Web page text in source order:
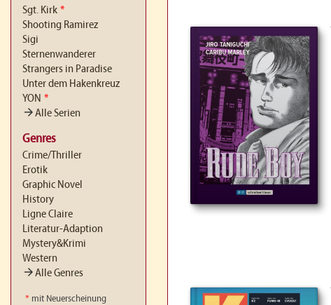
Sgt. Kirk *
Shooting Ramirez
Sigi
Sternenwanderer
Strangers in Paradise
Unter dem Hakenkreuz
YON *
arrow_forwardAlle Serien
Genres
Crime/Thriller
Erotik
Graphic Novel
History
Ligne Claire
Literatur-Adaption
Mystery&Krimi
Western
arrow_forwardAlle Genres
* mit Neuerscheinung